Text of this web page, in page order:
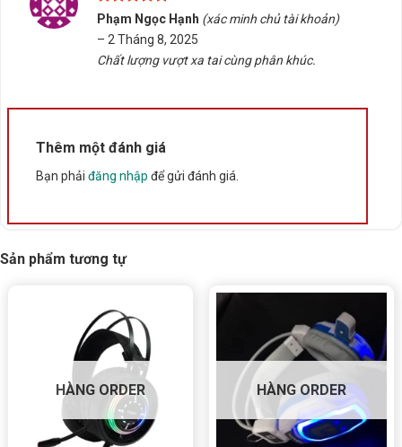
🔹Nút âm lượng phát sáng LED hiện đại , tạo điểm
nhấn thẩm mỹ sang trọng.
làm việc, tủ TV hoặc quầy pha chế.
Được xếp
hạng
5
sao
Phạm Ngọc Hạnh (xác minh chủ tài khoản)
– 2 Tháng 8, 2025
Chất lượng vượt xa tai cùng phân khúc.
Thêm một đánh giá
Bạn phải đăng nhập để gửi đánh giá.
Sản phẩm tương tự
HÀNG ORDER HÀNG ORDER